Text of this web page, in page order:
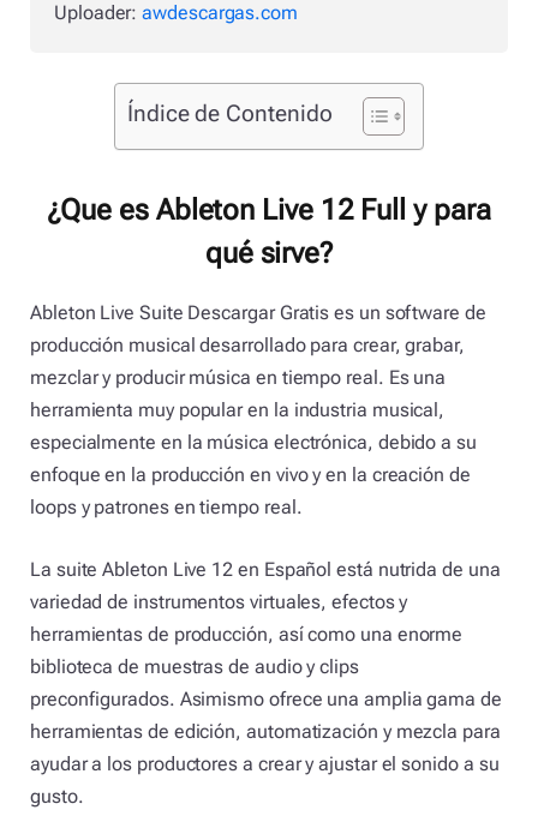
Uploader:awdescargas.com
Índice de Contenido
¿Que es Ableton Live 12 Full y para
qué sirve?
Ableton Live Suite Descargar Gratis es un software de
producción musical desarrollado para crear, grabar,
mezclar y producir música en tiempo real. Es una
herramienta muy popular en la industria musical,
especialmente en la música electrónica, debido a su
enfoque en la producción en vivo y en la creación de
loops y patrones en tiempo real.
La suite Ableton Live 12 en Español está nutrida de una
variedad de instrumentos virtuales, efectos y
herramientas de producción, así como una enorme
biblioteca de muestras de audio y clips
preconfigurados. Asimismo ofrece una amplia gama de
herramientas de edición, automatización y mezcla para
ayudar a los productores a crear y ajustar el sonido a su
gusto.